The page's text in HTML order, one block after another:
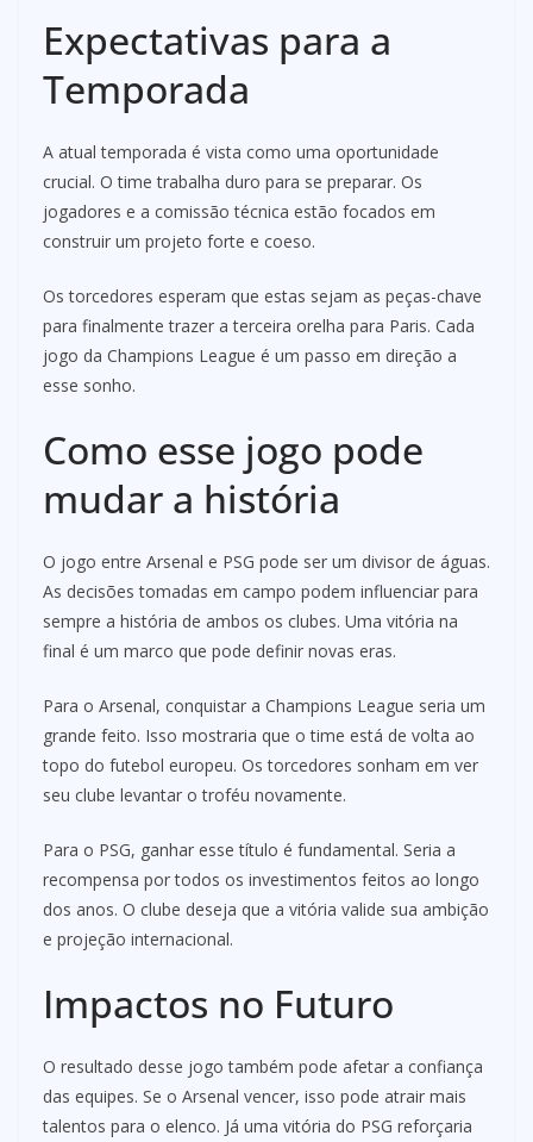
Expectativas para a
Temporada
A atual temporada é vista como uma oportunidade
crucial. O time trabalha duro para se preparar. Os
jogadores e a comissão técnica estão focados em
construir um projeto forte e coeso.
Os torcedores esperam que estas sejam as peças-chave
para finalmente trazer a terceira orelha para Paris. Cada
jogo da Champions League é um passo em direção a
esse sonho.
Como esse jogo pode
mudar a história
O jogo entre Arsenal e PSG pode ser um divisor de águas.
As decisões tomadas em campo podem influenciar para
sempre a história de ambos os clubes. Uma vitória na
final é um marco que pode definir novas eras.
Para o Arsenal, conquistar a Champions League seria um
grande feito. Isso mostraria que o time está de volta ao
topo do futebol europeu. Os torcedores sonham em ver
seu clube levantar o troféu novamente.
Para o PSG, ganhar esse título é fundamental. Seria a
recompensa por todos os investimentos feitos ao longo
dos anos. O clube deseja que a vitória valide sua ambição
e projeção internacional.
Impactos no Futuro
O resultado desse jogo também pode afetar a confiança
das equipes. Se o Arsenal vencer, isso pode atrair mais
talentos para o elenco. Já uma vitória do PSG reforçaria